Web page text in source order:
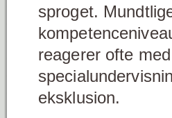
sproget.
reagerer ofte
eksklusion.